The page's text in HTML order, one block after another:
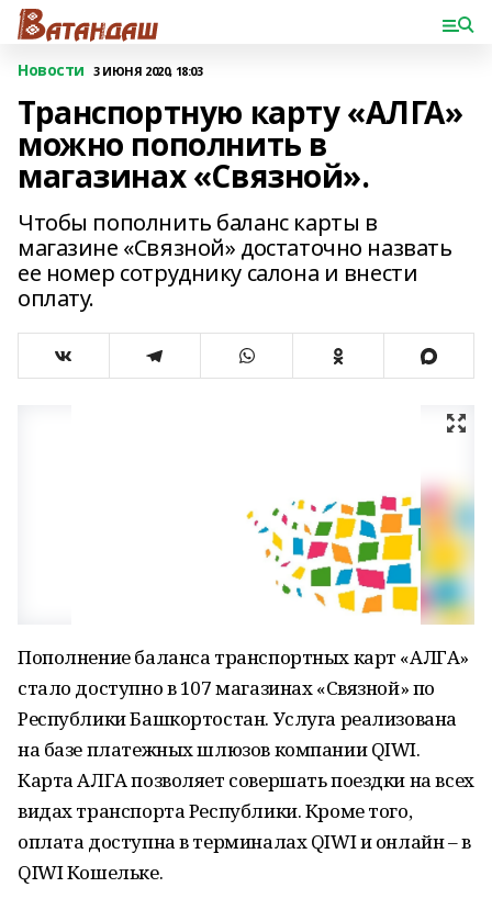
Новости 3 ИЮНЯ 2020, 18:03
Транспортную карту «АЛГА»
можно пополнить в
магазинах «Связной».
Чтобы пополнить баланс карты в
магазине «Связной» достаточно назвать
ее номер сотруднику салона и внести
оплату.
Пополнение баланса транспортных карт «АЛГА»
стало доступно в 107 магазинах «Связной» по
Республики Башкортостан. Услуга реализована
на базе платежных шлюзов компании QIWI.
Карта АЛГА позволяет совершать поездки на всех
видах транспорта Республики. Кроме того,
оплата доступна в терминалах QIWI и онлайн – в
QIWI Кошельке.